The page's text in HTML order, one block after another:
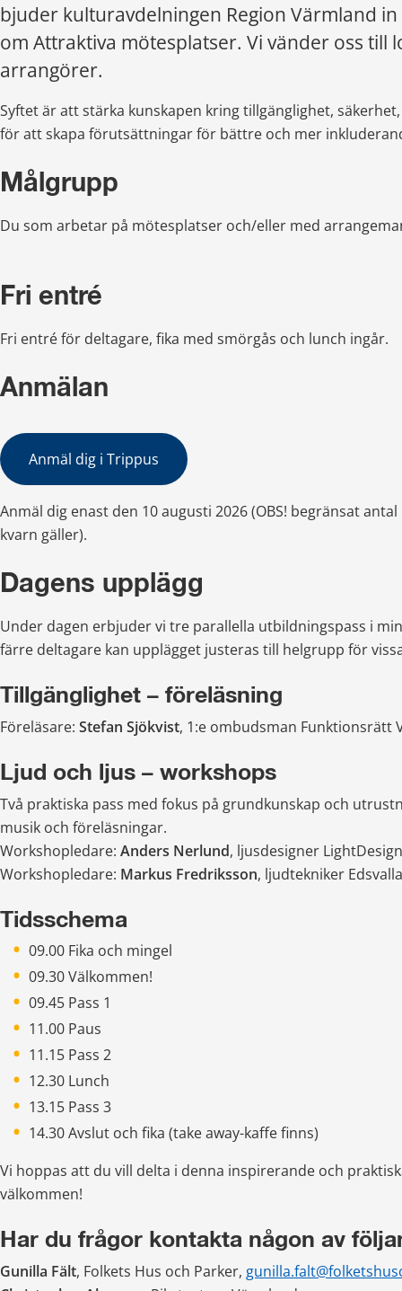
bjuder kulturavdelningen Region Värmland in
om Attraktiva mötesplatser. Vi vänder oss till
arrangörer.
Syftet är att stärka kunskapen kring tillgänglighet,
för att skapa förutsättningar för bättre och mer
Målgrupp
Du som arbetar på mötesplatser och/eller med
Fri entré
Fri entré för deltagare, fika med smörgås och lunch ingår.
Anmälan
Anmäl dig i Trippus
Anmäl dig enast den 10 augusti 2026 (OBS! begränsat
kvarn gäller).
Dagens upplägg
Under dagen erbjuder vi tre parallella utbildningspass i
färre deltagare kan upplägget justeras till helgrupp för
Tillgänglighet – föreläsning
Föreläsare: Stefan Sjökvist, 1:e ombudsman Funktionsrätt
Ljud och ljus – workshops
Två praktiska pass med fokus på grundkunskap och
musik och föreläsningar.
Workshopledare: Anders Nerlund, ljusdesigner LightDesign
Workshopledare: Markus Fredriksson, ljudtekniker
Tidsschema
09.00 Fika och mingel
09.30 Välkommen!
09.45 Pass 1
11.00 Paus
11.15 Pass 2
12.30 Lunch
13.15 Pass 3
14.30 Avslut och fika (take away-kaffe finns)
Vi hoppas att du vill delta i denna inspirerande och
välkommen!
Har du frågor kontakta någon av
Gunilla Fält, Folkets Hus och Parker,